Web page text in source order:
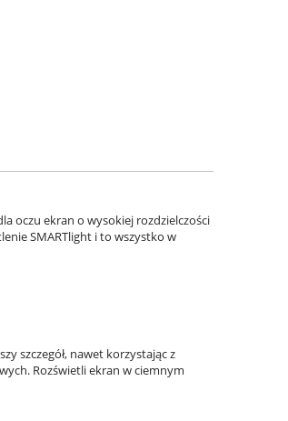
oczu ekran o wysokiej rozdzielczości
SMARTlight i to wszystko w
szczegół, nawet korzystając z
Rozświetli ekran w ciemnym